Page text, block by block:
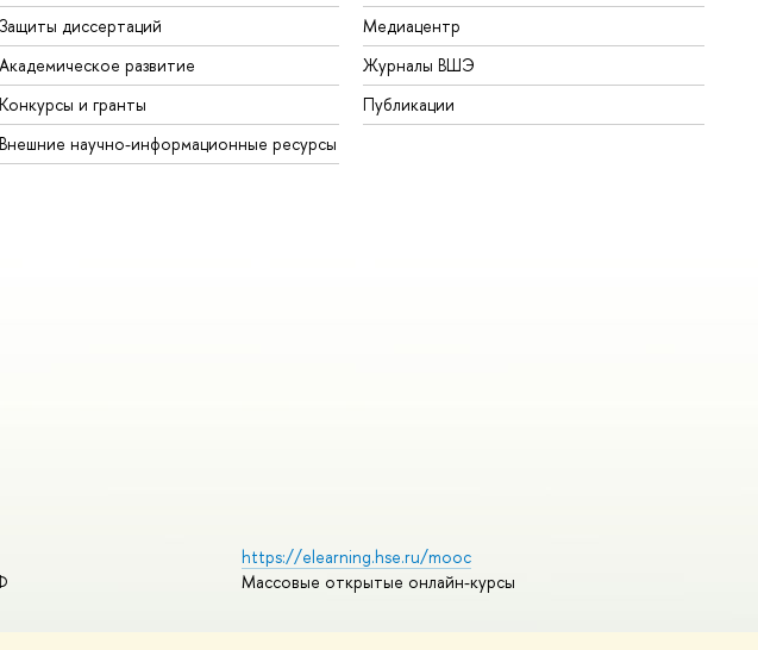
Защиты диссертаций
Академическое развитие
Конкурсы и гранты
Внешние научно-информационные ресурсы
Медиацентр
Журналы ВШЭ
Публикации
https://elearning.hse.ru/mooc
Массовые открытые онлайн-курсы